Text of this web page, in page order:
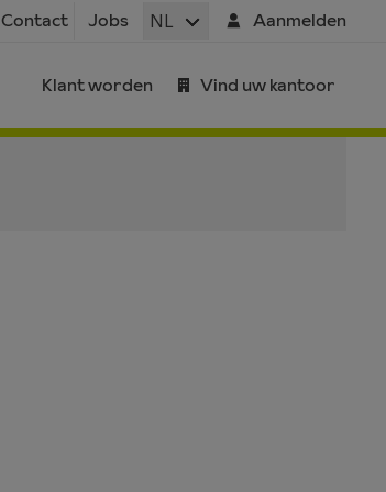
Contact Jobs NL Aanmelden
Klant worden Vind uw kantoor